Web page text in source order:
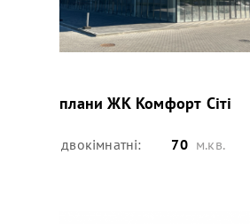
планиЖК Комфорт Сіті
двокімнатні: 70 м.кв.